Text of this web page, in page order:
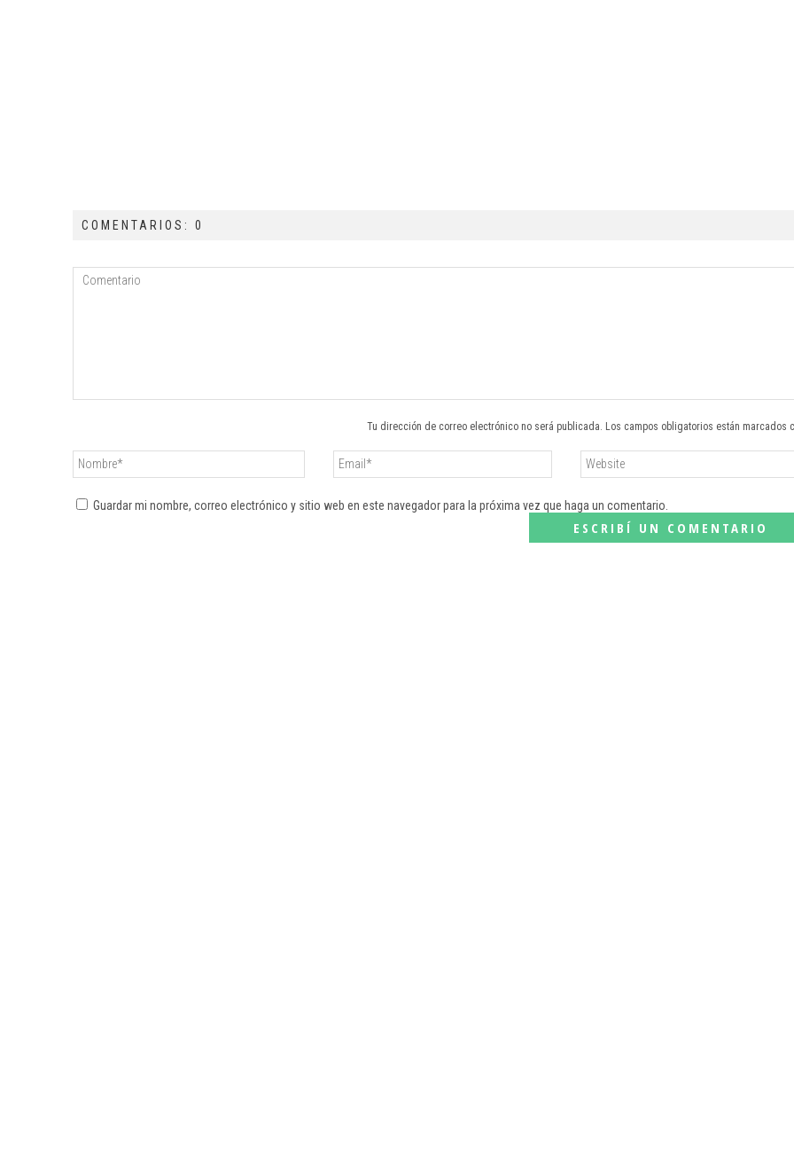
COMENTARIOS: 0
Tu dirección de correo electrónico no será publicada. Los campos obligatorios están marcados
Guardar mi nombre, correo electrónico y sitio web en este navegador para la próxima vez que haga un comentario.